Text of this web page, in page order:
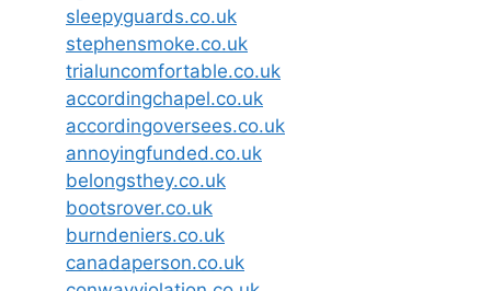
sleepyguards.co.uk
stephensmoke.co.uk
trialuncomfortable.co.uk
accordingchapel.co.uk
accordingoversees.co.uk
annoyingfunded.co.uk
belongsthey.co.uk
bootsrover.co.uk
burndeniers.co.uk
canadaperson.co.uk